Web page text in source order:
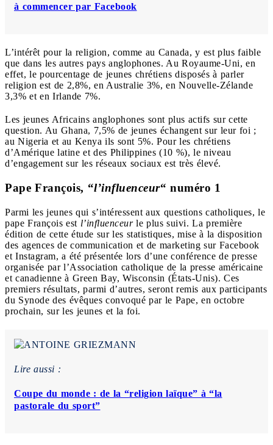
à commencer par Facebook
L’intérêt pour la religion, comme au Canada, y est plus faible
que dans les autres pays anglophones. Au Royaume-Uni, en
effet, le pourcentage de jeunes chrétiens disposés à parler
religion est de 2,8%, en Australie 3%, en Nouvelle-Zélande
3,3% et en Irlande 7%.
Les jeunes Africains anglophones sont plus actifs sur cette
question. Au Ghana, 7,5% de jeunes échangent sur leur foi ;
au Nigeria et au Kenya ils sont 5%. Pour les chrétiens
d’Amérique latine et des Philippines (10 %), le niveau
d’engagement sur les réseaux sociaux est très élevé.
Pape François, “l’influenceur“ numéro 1
Parmi les jeunes qui s’intéressent aux questions catholiques, le
pape François est l’influenceur le plus suivi. La première
édition de cette étude sur les statistiques, mise à la disposition
des agences de communication et de marketing sur Facebook
et Instagram, a été présentée lors d’une conférence de presse
organisée par l’Association catholique de la presse américaine
et canadienne à Green Bay, Wisconsin (États-Unis). Ces
premiers résultats, parmi d’autres, seront remis aux participants
du Synode des évêques convoqué par le Pape, en octobre
prochain, sur les jeunes et la foi.
Lire aussi :
Coupe du monde : de la “religion laïque” à “la
pastorale du sport”